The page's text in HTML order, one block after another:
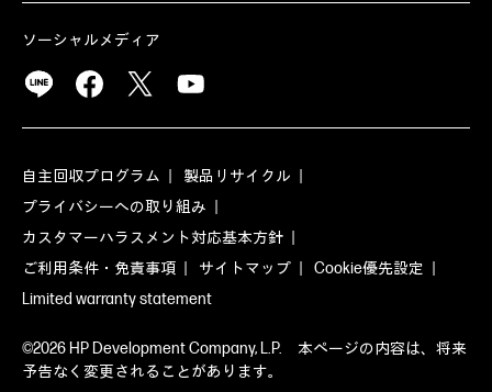
ソーシャルメディア
自主回収プログラム
製品リサイクル
プライバシーへの取り組み
カスタマーハラスメント対応基本方針
ご利用条件・免責事項
サイトマップ
Cookie優先設定
Limited warranty statement
©2026 HP Development Company, L.P. 本ページの内容は、将来
予告なく変更されることがあります。